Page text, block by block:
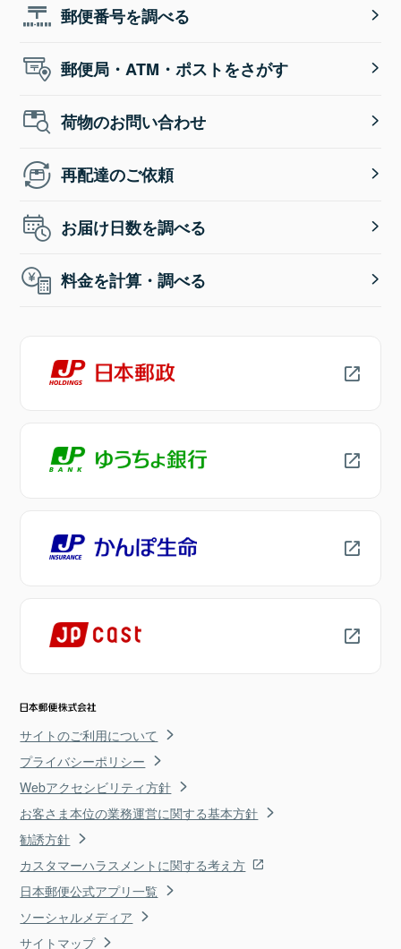
郵便番号を調べる
郵便局・ATM・ポストをさがす
荷物のお問い合わせ
再配達のご依頼
お届け日数を調べる
料金を計算・調べる
サイトのご利用について
プライバシーポリシー
Webアクセシビリティ方針
お客さま本位の業務運営に関する基本方針
勧誘方針
カスタマーハラスメントに関する考え方
日本郵便公式アプリ一覧
ソーシャルメディア
サイトマップ